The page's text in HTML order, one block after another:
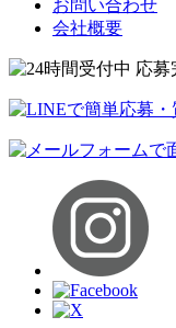
お問い合わせ
会社概要